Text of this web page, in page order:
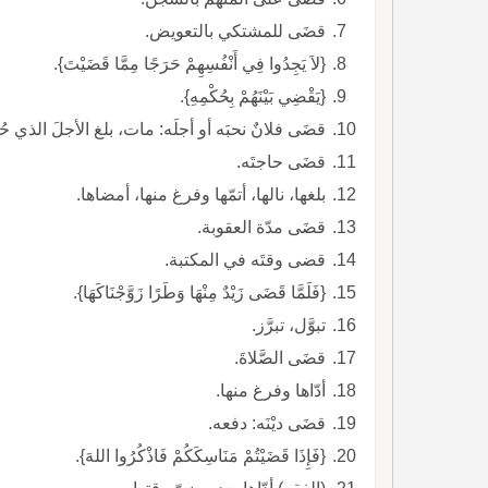
قضَى للمشتكي بالتعويض.
{لاَ يَجِدُوا فِي أَنْفُسِهِمْ حَرَجًا مِمَّا قَضَيْتَ}.
{يَقْضِي بَيْنَهُمْ بِحُكْمِهِ}.
قضَى فلانٌ نحبَه أو أجلَه: مات، بلغ الأجلَ الذي
قضَى حاجتَه.
بلغها، نالها، أتمّها وفرغ منها، أمضاها.
قضَى مدّة العقوبة.
قضى وقتَه في المكتبة.
{فَلَمَّا قَضَى زَيْدٌ مِنْهَا وَطَرًا زَوَّجْنَاكَهَا}.
تبوَّل، تبرَّز.
قضَى الصَّلاةَ.
أدّاها وفرغ منها.
قضَى ديْنَه: دفعه.
{فَإِذَا قَضَيْتُمْ مَنَاسِكَكُمْ فَاذْكُرُوا اللهَ}.